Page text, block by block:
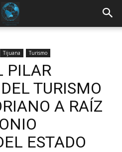
Tijuana Turismo
PILAR
TURISMO
A RAÍZ
ESTADO